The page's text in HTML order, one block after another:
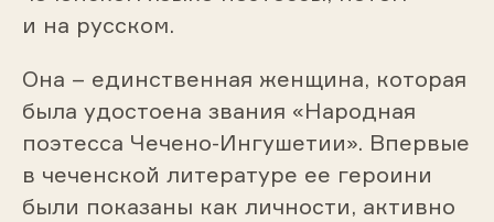
и на русском.
Она – единственная женщина, которая
была удостоена звания «Народная
поэтесса Чечено-Ингушетии». Впервые
в чеченской литературе ее героини
были показаны как личности, активно